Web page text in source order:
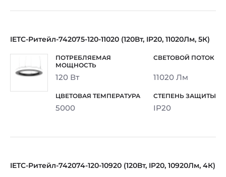
IETC-Ритейл-742075-120-11020 (120Вт, IP20, 11020Лм, 5К)
120 Вт 11020 Лм
5000 IP20
IETC-Ритейл-742074-120-10920 (120Вт, IP20, 10920Лм, 4К)